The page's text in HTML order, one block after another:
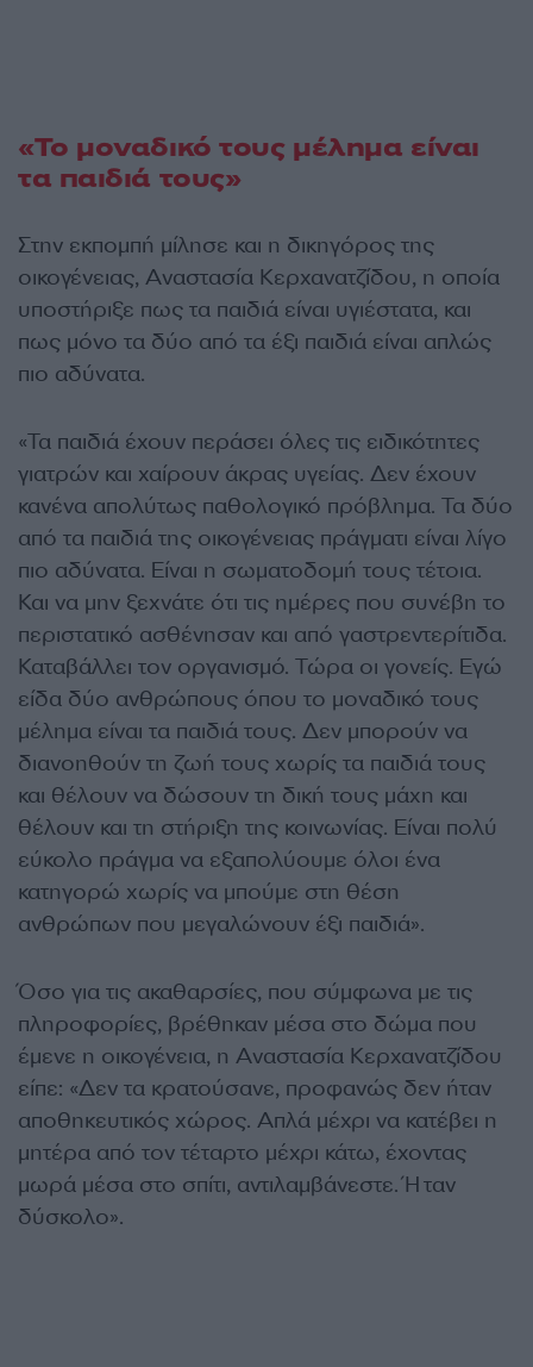
«Το μοναδικό τους μέλημα είναι
τα παιδιά τους»
Στην εκπομπή μίλησε και η δικηγόρος της
οικογένειας, Αναστασία Κερχανατζίδου, η οποία
υποστήριξε πως τα παιδιά είναι υγιέστατα, και
πως μόνο τα δύο από τα έξι παιδιά είναι απλώς
πιο αδύνατα.
«Τα παιδιά έχουν περάσει όλες τις ειδικότητες
γιατρών και χαίρουν άκρας υγείας. Δεν έχουν
κανένα απολύτως παθολογικό πρόβλημα. Τα δύο
από τα παιδιά της οικογένειας πράγματι είναι λίγο
πιο αδύνατα. Είναι η σωματοδομή τους τέτοια.
Και να μην ξεχνάτε ότι τις ημέρες που συνέβη το
περιστατικό ασθένησαν και από γαστρεντερίτιδα.
Καταβάλλει τον οργανισμό. Τώρα οι γονείς. Εγώ
είδα δύο ανθρώπους όπου το μοναδικό τους
μέλημα είναι τα παιδιά τους. Δεν μπορούν να
διανοηθούν τη ζωή τους χωρίς τα παιδιά τους
και θέλουν να δώσουν τη δική τους μάχη και
θέλουν και τη στήριξη της κοινωνίας. Είναι πολύ
εύκολο πράγμα να εξαπολύουμε όλοι ένα
κατηγορώ χωρίς να μπούμε στη θέση
ανθρώπων που μεγαλώνουν έξι παιδιά».
Όσο για τις ακαθαρσίες, που σύμφωνα με τις
πληροφορίες, βρέθηκαν μέσα στο δώμα που
έμενε η οικογένεια, η Αναστασία Κερχανατζίδου
είπε: «Δεν τα κρατούσανε, προφανώς δεν ήταν
αποθηκευτικός χώρος. Απλά μέχρι να κατέβει η
μητέρα από τον τέταρτο μέχρι κάτω, έχοντας
μωρά μέσα στο σπίτι, αντιλαμβάνεστε. Ήταν
δύσκολο».